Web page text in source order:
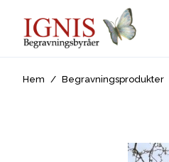
Hem / Begravningsprodukter